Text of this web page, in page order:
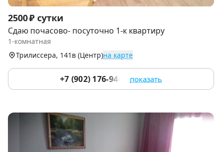
Item
1
of
8
2500 ₽ сутки
Сдаю почасово- посуточно 1-к квартиру
1-комнатная
Трилиссера, 141в (Центр)на карте
+7 (902) 176-94-20 показать